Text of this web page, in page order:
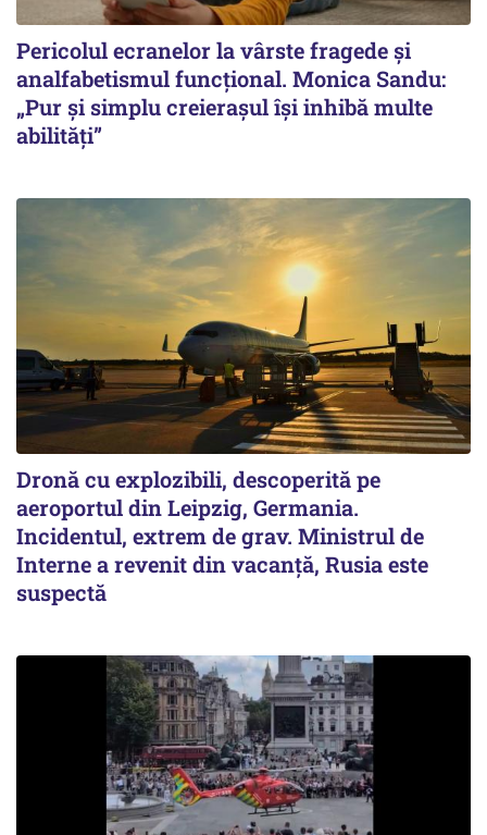
Pericolul ecranelor la vârste fragede și
analfabetismul funcțional. Monica Sandu:
„Pur și simplu creierașul își inhibă multe
abilități”
Dronă cu explozibili, descoperită pe
aeroportul din Leipzig, Germania.
Incidentul, extrem de grav. Ministrul de
Interne a revenit din vacanță, Rusia este
suspectă